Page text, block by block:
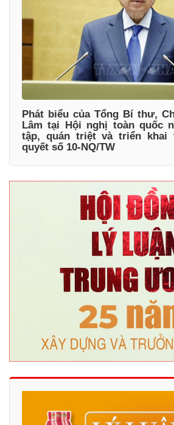
Phát biểu của Tổng Bí thư,
Lâm tại Hội nghị toàn quốc
tập, quán triệt và triển khai
quyết số 10-NQ/TW